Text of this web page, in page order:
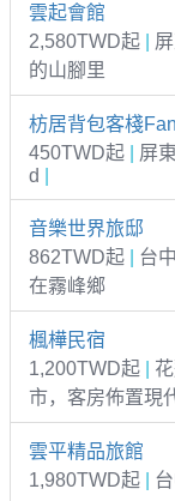
雲起會館
2,580TWD起
的山腳里
枋居背包客棧
450TWD起
屏
d
音樂世界旅邸
862TWD起
台
在霧峰鄉
楓樺民宿
1,200TWD起
市，客房佈置現
雲平精品旅館
1,980TWD起